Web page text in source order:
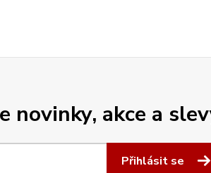
novinky, akce a
Přihlásit se